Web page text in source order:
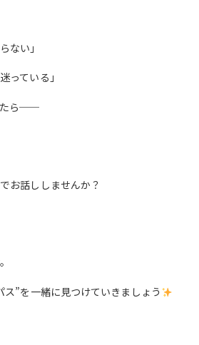
ない」
っている」
たら──
お話ししませんか？
ス”を一緒に見つけていきましょう